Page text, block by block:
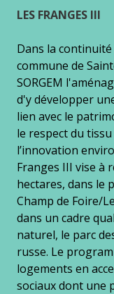
LES FRANGES III
Dans la
commune de
SORGEM
d'y développer
lien avec le
le respect du
l’innovation
Franges III vise à
hectares, dans le
Champ de Foire/
dans un cadre
naturel, le parc
russe. Le
logements en
sociaux dont une